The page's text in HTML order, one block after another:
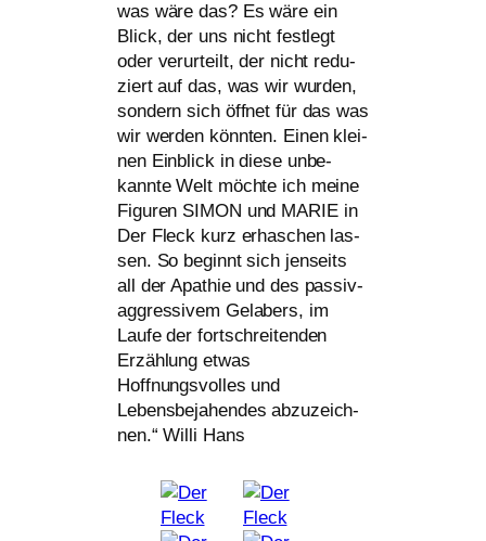
was wäre das? Es wäre ein
Blick, der uns nicht fest­legt
oder ver­ur­teilt, der nicht redu­
ziert auf das, was wir wur­den,
son­dern sich öff­net für das was
wir wer­den könn­ten. Einen klei­
nen Einblick in die­se unbe­
kann­te Welt möch­te ich mei­ne
Figuren SIMON und MARIEin
Der Fleck kurz erha­schen las­
sen. So beginnt sich jen­seits
all der Apathie und des pas­siv-
aggres­si­vem Gelabers, im
Laufe der fort­schrei­ten­den
Erzählung etwas
Hoffnungsvolles und
Lebensbejahendes abzu­zeich­
nen.“ Willi Hans